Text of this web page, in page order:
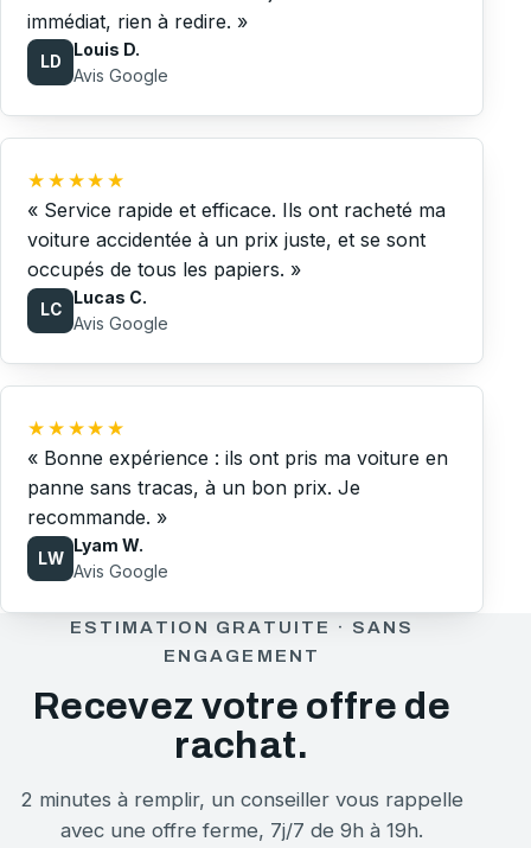
immédiat, rien à redire. »
LD
Louis D.
Avis Google
★★★★★
« Service rapide et efficace. Ils ont racheté ma
voiture accidentée à un prix juste, et se sont
occupés de tous les papiers. »
LC
Lucas C.
Avis Google
★★★★★
« Bonne expérience : ils ont pris ma voiture en
panne sans tracas, à un bon prix. Je
recommande. »
LW
Lyam W.
Avis Google
ESTIMATION GRATUITE · SANS
ENGAGEMENT
Recevez votre offre de
rachat.
2 minutes à remplir, un conseiller vous rappelle
avec une offre ferme, 7j/7 de 9h à 19h.